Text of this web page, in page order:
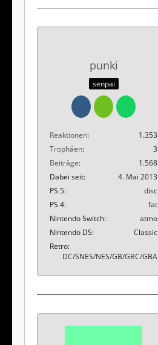
punki
senpai
Reaktionen
1.353
Trophäen
3
Beiträge
1.568
Dabei seit
4. Mai 2013
PS 5
disc
PS 4
fat
Nintendo Switch
atmo
Nintendo DS
Classic
Retro
DC/SNES/NES/GB/GBC/GBA